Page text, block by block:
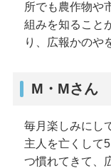
所でも農作物や
組みを知ること
り、広報かのや
M・Mさん
毎月楽しみにし
主人を亡くして
つ慣れてきて、